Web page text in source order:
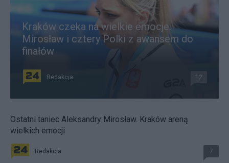
Kraków czeka na wielkie emocje.
Mirosław i cztery Polki z awansem do
finałów
Redakcja 12
Ostatni taniec Aleksandry Mirosław. Kraków areną
wielkich emocji
Redakcja 7